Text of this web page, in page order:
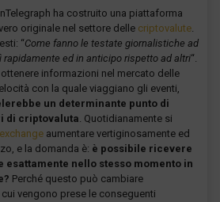
ha costruito una piattaforma
originale nel settore delle criptovalute.
“Come fanno le testate giornalistiche ad
ed in anticipo rispetto ad altri“.
informazioni nel mercato delle
con la quale viaggiano gli eventi,
un determinante punto di
di criptovaluta. Quotidianamente si
exchange aumentare vertiginosamente ed
e la domanda è: è possibile ricevere
esattamente nello stesso momento in
Perché questo può cambiare
vengono prese le conseguenti